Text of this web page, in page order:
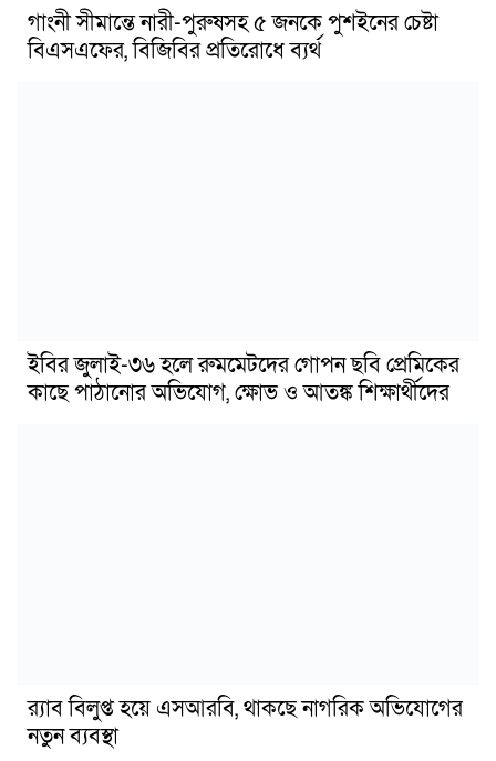
গাংনী সীমান্তে নারী-পুরুষসহ ৫ জনকে পুশইনের চেষ্টা
বিএসএফের, বিজিবির প্রতিরোধে ব্যর্থ
ইবির জুলাই-৩৬ হলে রুমমেটদের গোপন ছবি প্রেমিকের
কাছে পাঠানোর অভিযোগ, ক্ষোভ ও আতঙ্ক শিক্ষার্থীদের
র‍্যাব বিলুপ্ত হয়ে এসআরবি, থাকছে নাগরিক অভিযোগের
নতুন ব্যবস্থা